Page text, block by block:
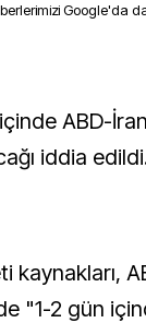
Google'da
iddia
kaynakları,
"1-2 gün